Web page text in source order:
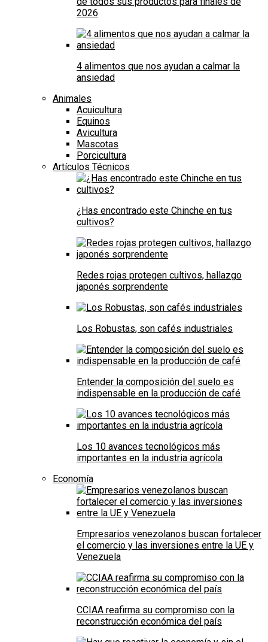
2026
4 alimentos que nos ayudan a calmar la
ansiedad
Animales
Acuicultura
Equinos
Avicultura
Mascotas
Porcicultura
Artículos Técnicos
¿Has encontrado este Chinche en tus
cultivos?
Redes rojas protegen cultivos, hallazgo
japonés sorprendente
Los Robustas, son cafés industriales
Entender la composición del suelo es
indispensable en la producción de café
Los 10 avances tecnológicos más
importantes en la industria agrícola
Economía
Empresarios venezolanos buscan fortalecer
el comercio y las inversiones entre la UE y
Venezuela
CCIAA reafirma su compromiso con la
reconstrucción económica del país